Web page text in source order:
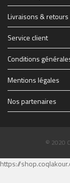
Livraisons & retours
Service client
Conditions
Mentions légales
Nos partenaires
© 2020
https://